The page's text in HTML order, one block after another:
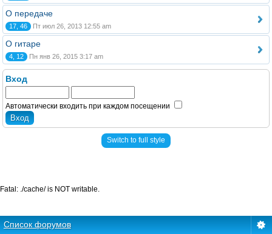
О передаче
17, 46 Пт июл 26, 2013 12:55 am
О гитаре
4, 12 Пн янв 26, 2015 3:17 am
Вход
Автоматически входить при каждом посещении
Switch to full style
Список форумов
Fatal: ./cache/ is NOT writable.